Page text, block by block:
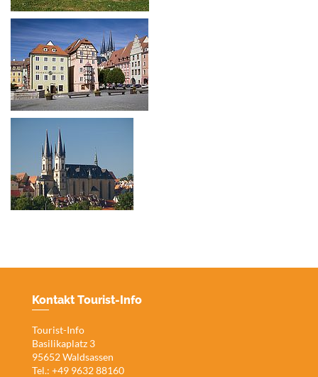
Kontakt Tourist-Info
Tourist-Info
Basilikaplatz 3
95652 Waldsassen
Tel.: +49 9632 88160